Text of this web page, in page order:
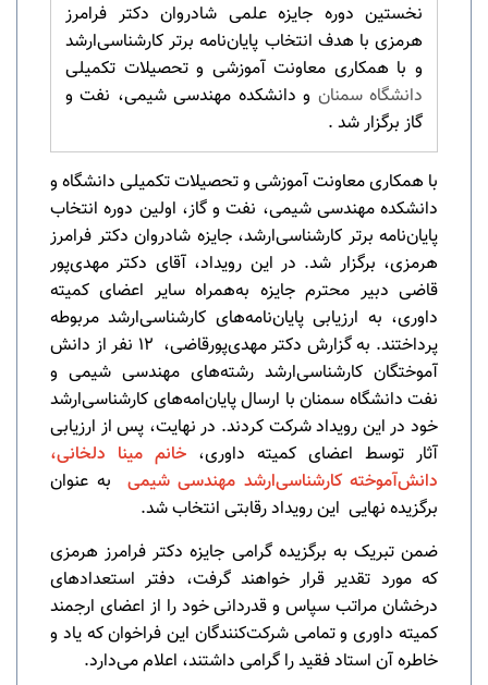
​نخستین دوره جایزه علمی شادروان دکتر فرامرز
هرمزی با هدف انتخاب پایان‌نامه برتر کارشناسی‌ارشد
و با همکاری معاونت آموزشی و تحصیلات تکمیلی
دانشگاه سمنان و دانشکده مهندسی شیمی، نفت و
گاز برگزار شد .
با همکاری معاونت آموزشی و تحصیلات تکمیلی دانشگاه و
دانشکده مهندسی شیمی،‌ نفت و گاز، اولین دوره انتخاب
پایان‌نامه برتر کارشناسی‌ارشد، جایزه شادروان دکتر فرامرز
هرمزی، برگزار شد. در این رویداد، آقای دکتر مهدی‌پور
قاضی دبیر محترم جایزه به‌همراه سایر اعضای کمیته
داوری، به ارزیابی پایان‌نامه‌های کارشناسی‌ارشد مربوطه
پرداختند. به گزارش دکتر مهدی‌پورقاضی، ۱۲ نفر از دانش
آموختگان کارشناسی‌ارشد رشته‌های مهندسی شیمی و
نفت دانشگاه سمنان با ارسال پایان‌امه‌های کارشناسی‌ارشد
خود در این رویداد شرکت کردند. در نهایت، پس از ارزیابی
آثار توسط اعضای کمیته داوری، خانم مینا دلخانی،
دانش‌آموخته کارشناسی‌ارشد مهندسی شیمی
به عنوان
برگزیده نهایی این رویداد رقابتی انتخاب شد.
ضمن تبریک به برگزیده گرامی جایزه دکتر فرامرز هرمزی
که مورد تقدیر قرار خواهند گرفت، دفتر استعدادهای
درخشان مراتب سپاس و قدردانی خود را از اعضای ارجمند
کمیته داوری و تمامی شرکت‌کنندگان این فراخوان که یاد و
خاطره آن استاد فقید را گرامی داشتند، اعلام می‌دارد.